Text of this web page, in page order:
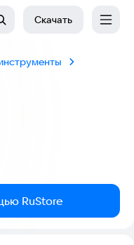
Скачать
RuStore